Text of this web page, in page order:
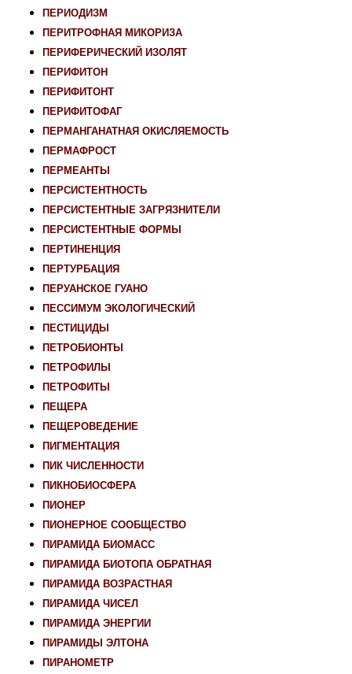
ПЕРИОДИЗМ
ПЕРИТРОФНАЯ МИКОРИЗА
ПЕРИФЕРИЧЕСКИЙ ИЗОЛЯТ
ПЕРИФИТОН
ПЕРИФИТОНТ
ПЕРИФИТОФАГ
ПЕРМАНГАНАТНАЯ ОКИСЛЯЕМОСТЬ
ПЕРМАФРОСТ
ПЕРМЕАНТЫ
ПЕРСИСТЕНТНОСТЬ
ПЕРСИСТЕНТНЫЕ ЗАГРЯЗНИТЕЛИ
ПЕРСИСТЕНТНЫЕ ФОРМЫ
ПЕРТИНЕНЦИЯ
ПЕРТУРБАЦИЯ
ПЕРУАНСКОЕ ГУАНО
ПЕССИМУМ ЭКОЛОГИЧЕСКИЙ
ПЕСТИЦИДЫ
ПЕТРОБИОНТЫ
ПЕТРОФИЛЫ
ПЕТРОФИТЫ
ПЕЩЕРА
ПЕЩЕРОВЕДЕНИЕ
ПИГМЕНТАЦИЯ
ПИК ЧИСЛЕННОСТИ
ПИКНОБИОСФЕРА
ПИОНЕР
ПИОНЕРНОЕ СООБЩЕСТВО
ПИРАМИДА БИОМАСС
ПИРАМИДА БИОТОПА ОБРАТНАЯ
ПИРАМИДА ВОЗРАСТНАЯ
ПИРАМИДА ЧИСЕЛ
ПИРАМИДА ЭНЕРГИИ
ПИРАМИДЫ ЭЛТОНА
ПИРАНОМЕТР